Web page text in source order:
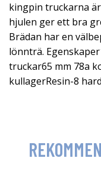
kingpin truckarna
hjulen ger ett bra
Brädan har en
lönnträ.
truckar65 mm 78a
kullagerResin-8